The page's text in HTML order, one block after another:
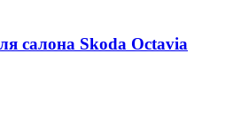
салона Skoda Octavia